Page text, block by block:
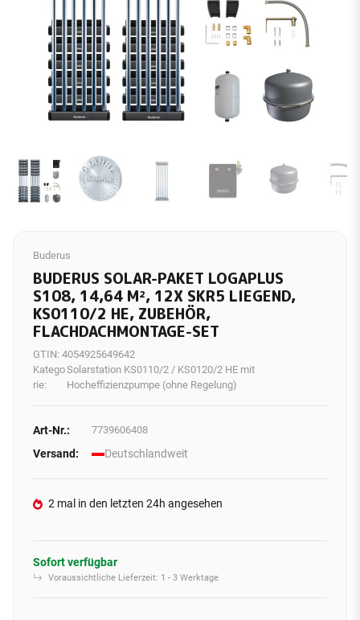
Buderus
BUDERUS SOLAR-PAKET LOGAPLUS
S108, 14,64 M², 12X SKR5 LIEGEND,
KS0110/2 HE, ZUBEHÖR,
FLACHDACHMONTAGE-SET
GTIN: 4054925649642
Katego
rie:
Solarstation KS0110/2 / KS0120/2 HE mit
Hocheffizienzpumpe (ohne Regelung)
Art-Nr.: 7739606408
Versand: Deutschlandweit
2 mal in den letzten 24h angesehen
Sofort verfügbar
Voraussichtliche Lieferzeit: 1 - 3 Werktage